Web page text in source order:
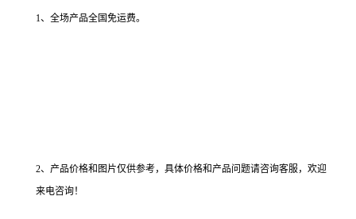
1、全场产品全国免运费。
2、产品价格和图片仅供参考，具体价格和产品问题请咨询客服，欢迎
来电咨询！